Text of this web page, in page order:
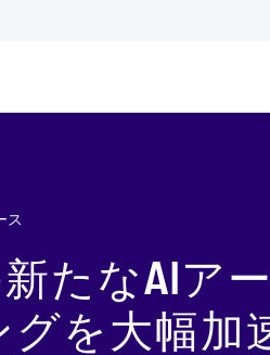
ス
新たなAIア
グを大幅加